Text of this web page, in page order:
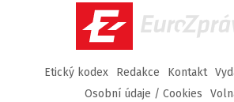
EuroZprávy.cz
Etický kodex Redakce Kontakt
Osobní údaje / Cookies